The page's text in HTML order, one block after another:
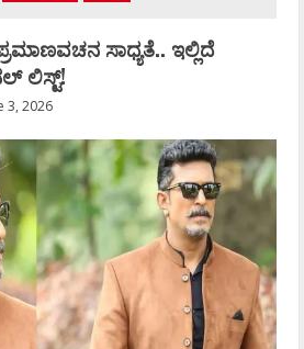
ಸಾಧ್ಯತೆ.. ಇಲ್ಲಿದೆ
ಲಿಸ್ಟ್‌!
3, 2026